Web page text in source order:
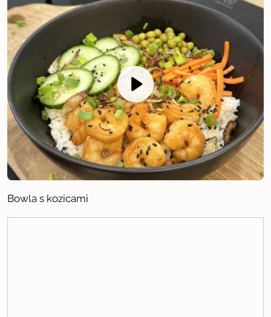
Bowla s kozicami